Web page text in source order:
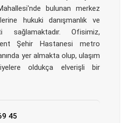
bulunan merkez
hukuki danışmanlık ve
sağlamaktadır. Ofisimiz,
Şehir Hastanesi metro
yer almakta olup, ulaşım
oldukça elverişli bir
45